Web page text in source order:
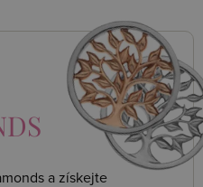
a získejte